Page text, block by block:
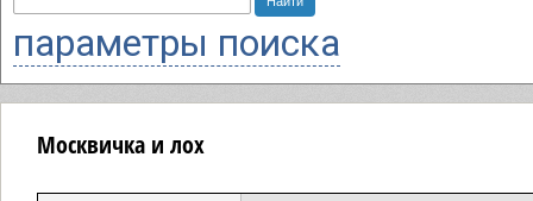
параметры поиска
Москвичка и лох